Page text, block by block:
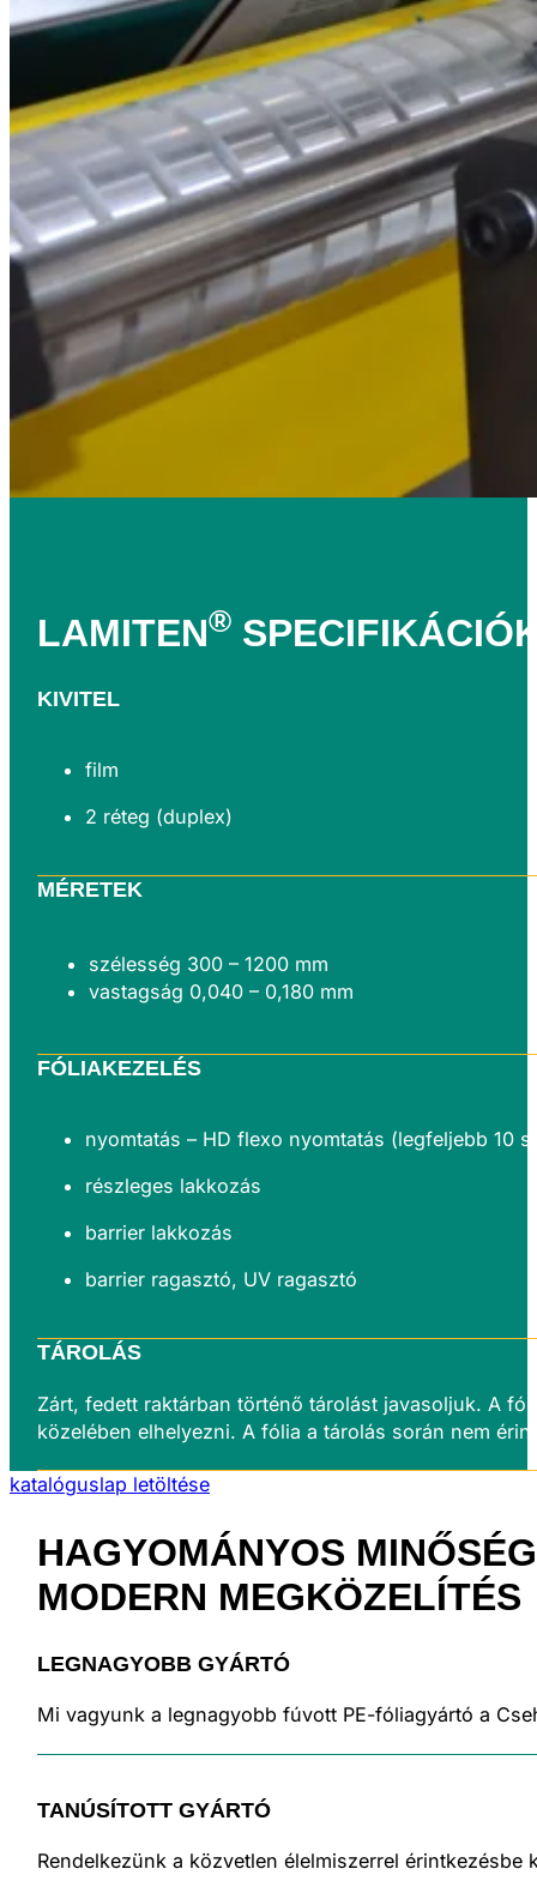
LAMITEN®
KIVITEL
film
2 réteg (duplex)
MÉRETEK
szélesség 300 – 1200 mm
vastagság 0,040 – 0,180 mm
FÓLIAKEZELÉS
nyomtatás – HD flexo nyomtatás (legfeljebb 10
részleges lakkozás
barrier lakkozás
barrier ragasztó, UV ragasztó
TÁROLÁS
Zárt, fedett raktárban történő tárolást javasoljuk. A
közelében elhelyezni. A fólia a tárolás során nem
katalóguslap letöltése
HAGYOMÁNYOS
MODERN MEGKÖZELÍTÉS
LEGNAGYOBB GYÁRTÓ
Mi vagyunk a legnagyobb fúvott PE-fóliagyártó a
TANÚSÍTOTT GYÁRTÓ
Rendelkezünk a közvetlen élelmiszerrel